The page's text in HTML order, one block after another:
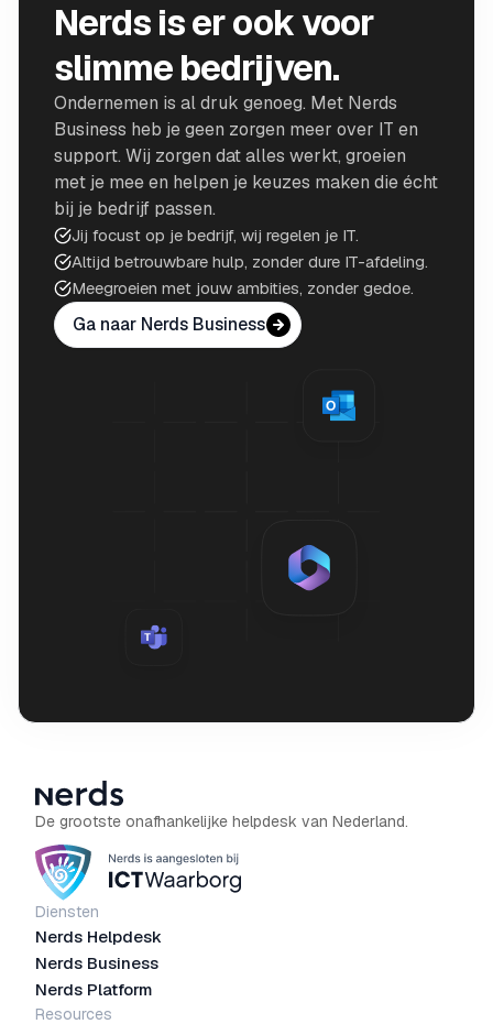
Nerds is er ook voor
slimme bedrijven.
Ondernemen is al druk genoeg. Met Nerds
Business heb je geen zorgen meer over IT en
support. Wij zorgen dat alles werkt, groeien
met je mee en helpen je keuzes maken die écht
bij je bedrijf passen.
Jij focust op je bedrijf, wij regelen je IT.
Altijd betrouwbare hulp, zonder dure IT-afdeling.
Meegroeien met jouw ambities, zonder gedoe.
Ga naar Nerds Business
De grootste onafhankelijke helpdesk van Nederland.
Diensten
Nerds Helpdesk
Nerds Business
Nerds Platform
Resources